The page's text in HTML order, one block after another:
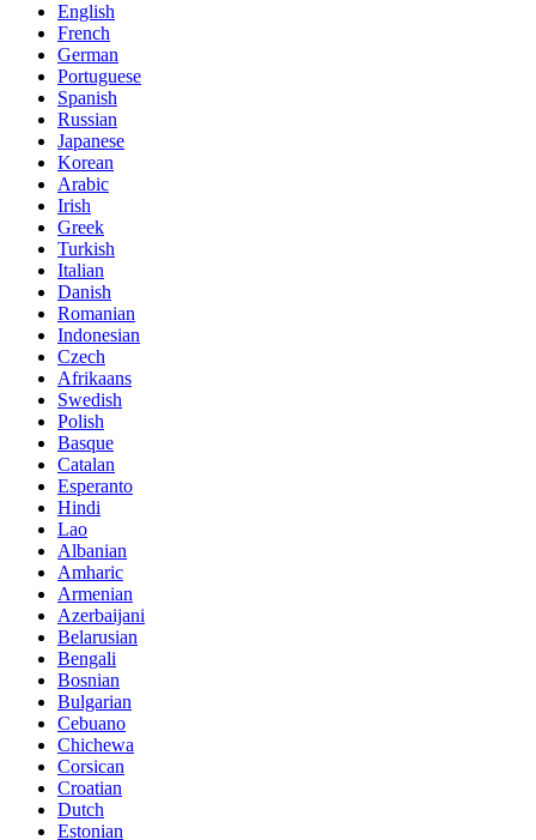
English
French
German
Portuguese
Spanish
Russian
Japanese
Korean
Arabic
Irish
Greek
Turkish
Italian
Danish
Romanian
Indonesian
Czech
Afrikaans
Swedish
Polish
Basque
Catalan
Esperanto
Hindi
Lao
Albanian
Amharic
Armenian
Azerbaijani
Belarusian
Bengali
Bosnian
Bulgarian
Cebuano
Chichewa
Corsican
Croatian
Dutch
Estonian